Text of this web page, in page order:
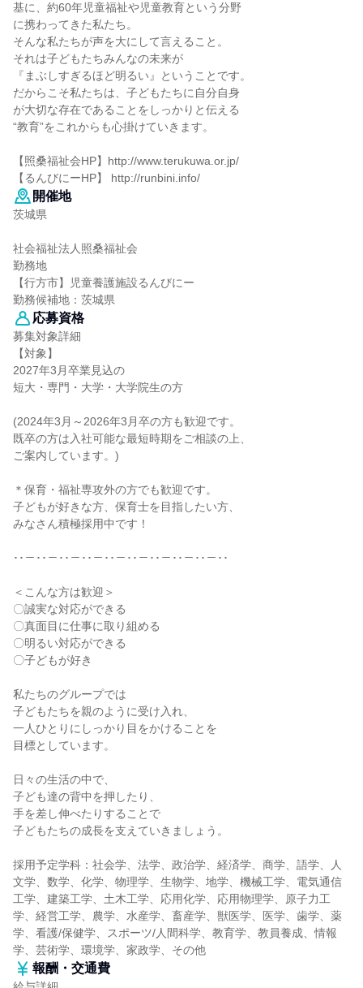
基に、約60年児童福祉や児童教育という分野
に携わってきた私たち。
そんな私たちが声を大にして言えること。
それは子どもたちみんなの未来が
『まぶしすぎるほど明るい』ということです。
だからこそ私たちは、子どもたちに自分自身
が大切な存在であることをしっかりと伝える
“教育”をこれからも心掛けていきます。
【照桑福祉会HP】http://www.terukuwa.or.jp/
【るんびにーHP】 http://runbini.info/
開催地
茨城県
社会福祉法人照桑福祉会
勤務地
【行方市】児童養護施設るんびにー
勤務候補地：茨城県
応募資格
募集対象詳細
【対象】
2027年3月卒業見込の
短大・専門・大学・大学院生の方
(2024年3月～2026年3月卒の方も歓迎です。
既卒の方は入社可能な最短時期をご相談の上、
ご案内しています。)
＊保育・福祉専攻外の方でも歓迎です。
子どもが好きな方、保育士を目指したい方、
みなさん積極採用中です！
･･－･･－･･－･･－･･－･･－･･－･･－･･－･･
＜こんな方は歓迎＞
〇誠実な対応ができる
〇真面目に仕事に取り組める
〇明るい対応ができる
〇子どもが好き
私たちのグループでは
子どもたちを親のように受け入れ、
一人ひとりにしっかり目をかけることを
目標としています。
日々の生活の中で、
子ども達の背中を押したり、
手を差し伸べたりすることで
子どもたちの成長を支えていきましょう。
採用予定学科：社会学、法学、政治学、経済学、商学、語学、人
文学、数学、化学、物理学、生物学、地学、機械工学、電気通信
工学、建築工学、土木工学、応用化学、応用物理学、原子力工
学、経営工学、農学、水産学、畜産学、獣医学、医学、歯学、薬
学、看護/保健学、スポーツ/人間科学、教育学、教員養成、情報
学、芸術学、環境学、家政学、その他
報酬・交通費